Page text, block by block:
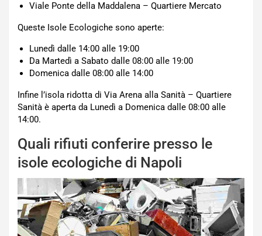
Viale Ponte della Maddalena – Quartiere Mercato
Queste Isole Ecologiche sono aperte:
Lunedì dalle 14:00 alle 19:00
Da Martedì a Sabato dalle 08:00 alle 19:00
Domenica dalle 08:00 alle 14:00
Infine l’isola ridotta di Via Arena alla Sanità – Quartiere
Sanità è aperta da Lunedì a Domenica dalle 08:00 alle
14:00.
Quali rifiuti conferire presso le
isole ecologiche di Napoli